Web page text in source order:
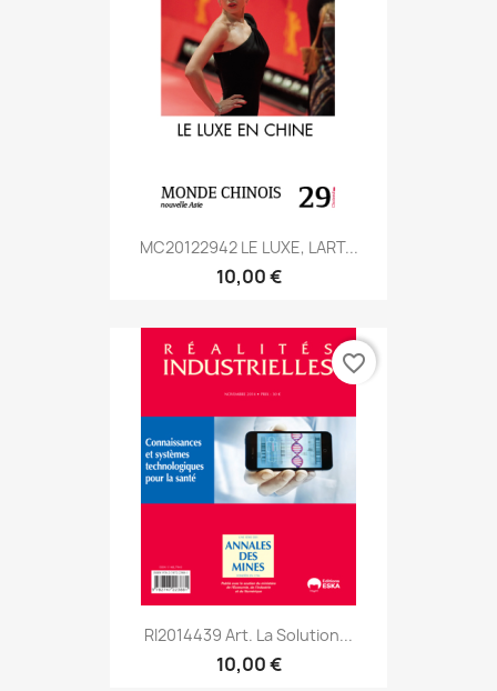
MC20122942 LE LUXE, LART...
10,00 €
RI2014439 Art. La Solution...
10,00 €
favorite_border